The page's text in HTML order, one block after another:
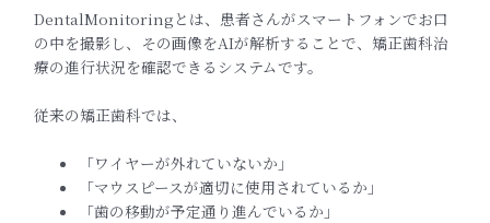
DentalMonitoringとは、患者さんがスマートフォンでお口
の中を撮影し、その画像をAIが解析することで、矯正歯科治
療の進行状況を確認できるシステムです。
従来の矯正歯科では、
「ワイヤーが外れていないか」
「マウスピースが適切に使用されているか」
「歯の移動が予定通り進んでいるか」